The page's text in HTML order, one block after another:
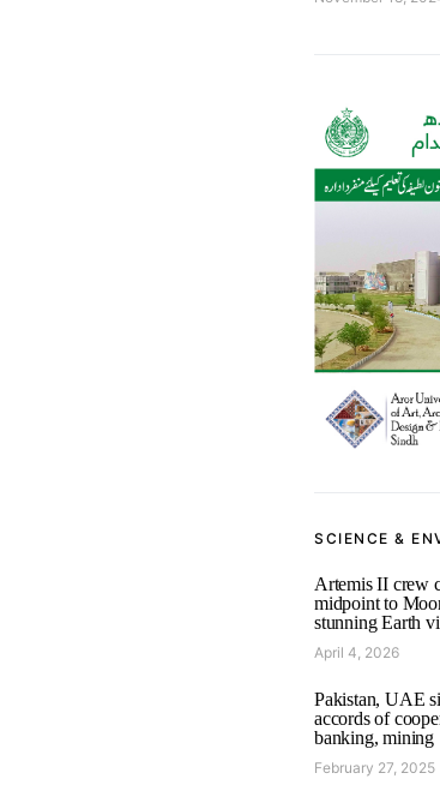
SCIENCE &
Artemis II crew
midpoint to
stunning Earth
April 4, 2026
Pakistan, UAE
accords of
banking, mining
February 27, 2025